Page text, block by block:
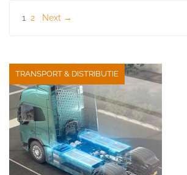
Berichten
1 2 Next →
TRANSPORT & DISTRIBUTIE